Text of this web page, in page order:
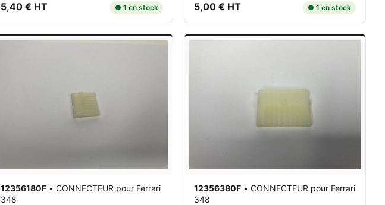
5,40 € HT ● 1 en stock 5,00 € HT ● 1 en stock
12356180F • CONNECTEUR pour Ferrari
348
12356380F • CONNECTEUR pour Ferrari
348